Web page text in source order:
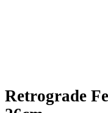
Retrograde